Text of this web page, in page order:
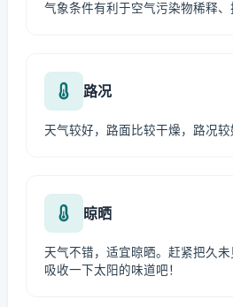
气象条件有利于空气污染物稀释、
路况
天气较好，路面比较干燥，路况较
晾晒
天气不错，适宜晾晒。赶紧把久
吸收一下太阳的味道吧！